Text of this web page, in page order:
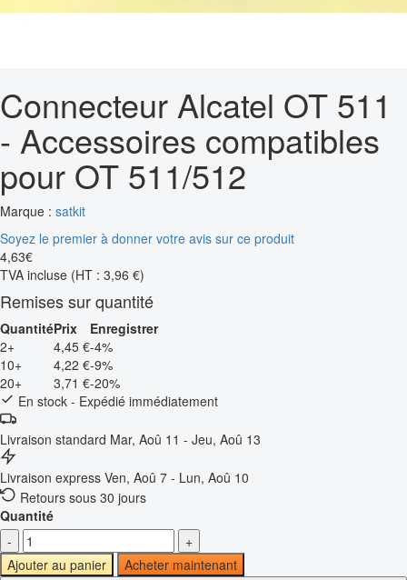
Connecteur Alcatel OT 511
- Accessoires compatibles
pour OT 511/512
Marque : satkit
Soyez le premier à donner votre avis sur ce produit
4,63€
TVA incluse (HT : 3,96 €)
Remises sur quantité
QuantitéPrix
Enregistrer
2+
4,45 €-4%
10+
4,22 €-9%
20+
3,71 €-20%
En stock - Expédié immédiatement
Livraison standard Mar, Aoû 11 - Jeu, Aoû 13
Livraison express Ven, Aoû 7 - Lun, Aoû 10
Retours sous 30 jours
Quantité
-
+
Ajouter au panier
Acheter maintenant